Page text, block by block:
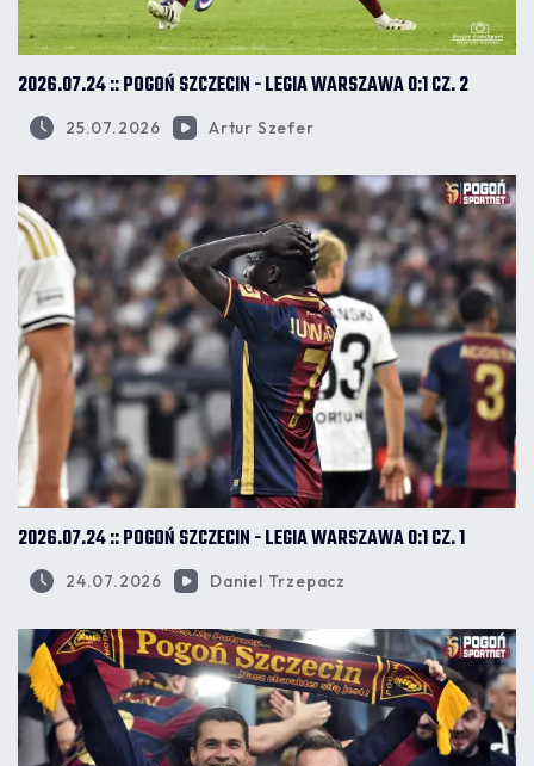
2026.07.24 :: POGOŃ SZCZECIN - LEGIA WARSZAWA 0:1 CZ. 2
25.07.2026 Artur Szefer
2026.07.24 :: POGOŃ SZCZECIN - LEGIA WARSZAWA 0:1 CZ. 1
24.07.2026 Daniel Trzepacz